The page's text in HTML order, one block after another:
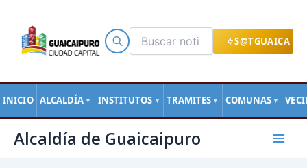
S@TGUAICA
INICIO ALCALDÍA ▼ INSTITUTOS ▼ TRAMITES ▼ COMUNAS ▼
contenido
Alcaldía de Guaicaipuro
Main